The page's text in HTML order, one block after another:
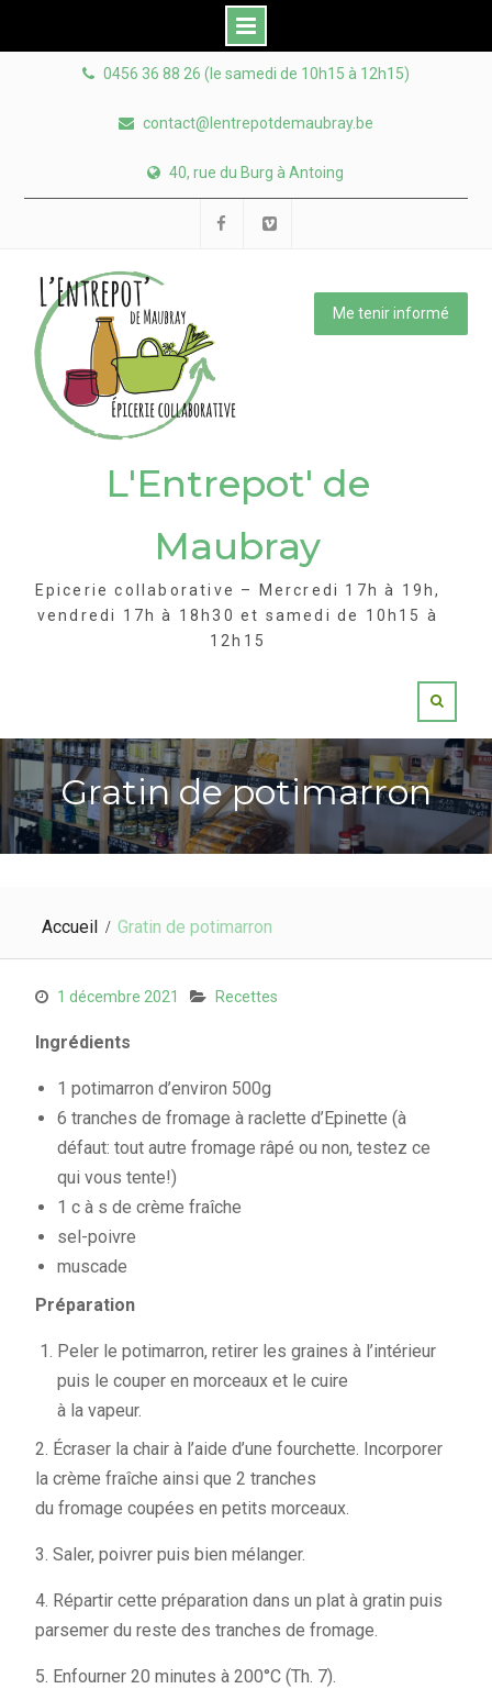
0456 36 88 26 (le samedi de 10h15 à 12h15)
contact@lentrepotdemaubray.be
40, rue du Burg à Antoing
Me tenir informé
L'Entrepot' de
Maubray
Epicerie collaborative – Mercredi 17h à 19h,
vendredi 17h à 18h30 et samedi de 10h15 à
12h15
Gratin de potimarron
Accueil Gratin de potimarron
1 décembre 2021 Recettes
Ingrédients
1 potimarron d’environ 500g
6 tranches de fromage à raclette d’Epinette (à
défaut: tout autre fromage râpé ou non, testez ce
qui vous tente!)
1 c à s de crème fraîche
sel-poivre
muscade
Préparation
Peler le potimarron, retirer les graines à l’intérieur
puis le couper en morceaux et le cuire
à la vapeur.
2. Écraser la chair à l’aide d’une fourchette. Incorporer
la crème fraîche ainsi que 2 tranches
du fromage coupées en petits morceaux.
3. Saler, poivrer puis bien mélanger.
4. Répartir cette préparation dans un plat à gratin puis
parsemer du reste des tranches de fromage.
5. Enfourner 20 minutes à 200°C (Th. 7).